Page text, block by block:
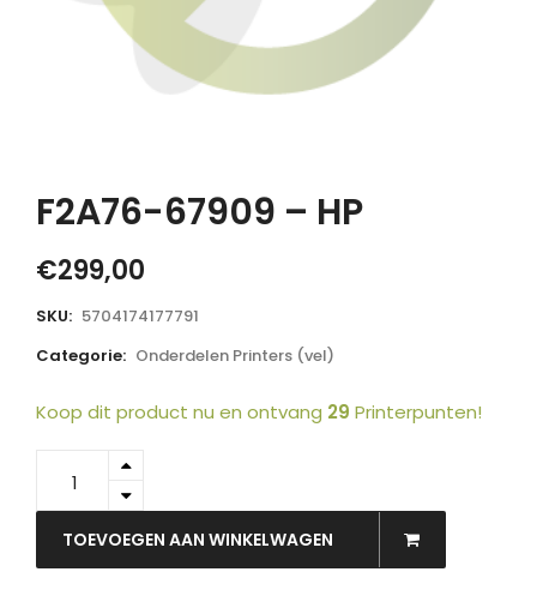
F2A76-67909 – HP
€299,00
SKU: 5704174177791
Categorie: Onderdelen Printers (vel)
Koop dit product nu en ontvang 29 Printerpunten!
67909
-
quantity
TOEVOEGEN AAN WINKELWAGEN